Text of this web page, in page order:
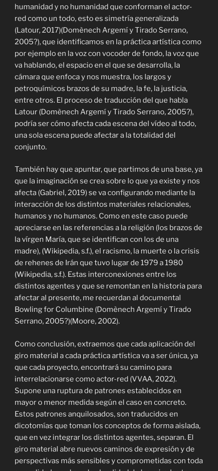
humanidad y no humanidad que conforman el actor-
red como un todo, esto es simetría generalizada
(Latour, 2017)(Domènech Argemí y Tirado Serrano,
2005?), que identificamos en la práctica artística como
por ejemplo en la voz con vocoder de fondo, la voz que
va hablando, el espacio en el que se desarrolla, la
cámara que enfoca y nos muestra, los largos y
petroquímicos brazos de su madre, la fe, la justicia,
entre otros. El proceso de traducción del que habla
Latour (Domènech Argemí y Tirado Serrano, 2005?),
podría ser cómo afecta cada escena del vídeo al todo,
una sola escena puede afectar a la totalidad del
conjunto.
También hay que apuntar, que partimos de una base, ya
que la imaginación se crea sobre lo que ya existe y nos
afecta (Gabriel, 2019) se va configurando mediante la
interacción de los distintos materiales relacionales,
humanos y no humanos. Como en este caso puede
apreciarse en las referencias a la religión (los brazos de
la vírgen María, que se identifican con los de una
madre), (Wikipedia, s.f.), el racismo, la muerte o la crisis
de rehenes de Irán que tuvo lugar de 1979 a 1980
(Wikipedia, s.f.). Estas interconexiones entre los
distintos agentes y que se remontan en la historia para
afectar al presente, me recuerdan al documental
Bowling for Columbine (Domènech Argemí y Tirado
Serrano, 2005?)(Moore, 2002).
Como conclusión, extraemos que cada aplicación del
giro material a cada práctica artística va a ser única, ya
que cada proyecto, encontrará su camino para
interrelacionarse como actor-red (VVAA, 2022).
Supone una ruptura de patrones establecidos en
mayor o menor medida según el caso en concreto.
Estos patrones anquilosados, son traducidos en
dicotomías que toman los conceptos de forma aislada,
que en vez integrar los distintos agentes, separan. El
giro material abre nuevos caminos de expresión y de
perspectivas más sensibles y comprometidas con toda